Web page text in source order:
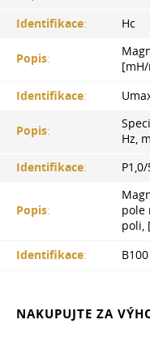
Identifikace: Hc
Popis:
Identifikace:
Popis:
Hz,
Identifikace:
Popis:
pole
poli,
Identifikace: B100
NAKUPUJTE ZA